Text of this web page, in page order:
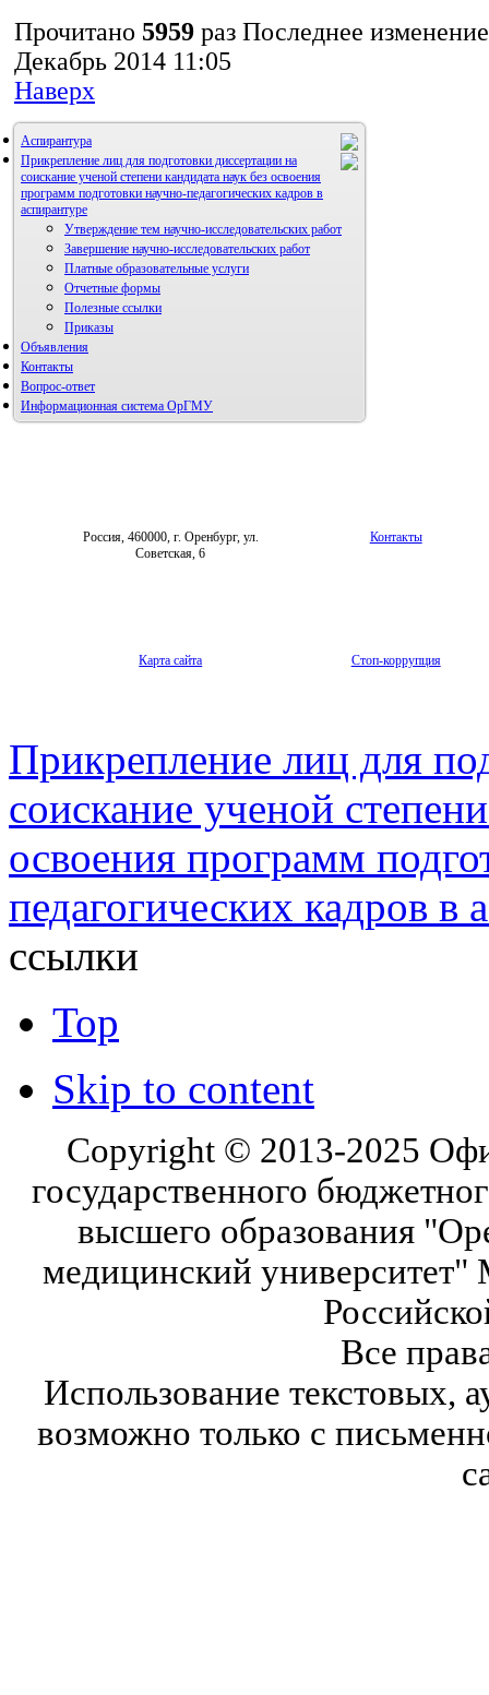
Прочитано 5959 раз Последнее
Декабрь 2014 11:05
Наверх
Аспирантура
Прикрепление лиц для подготовки диссертации на
соискание ученой степени кандидата наук без освоения
программ подготовки научно-педагогических кадров в
аспирантуре
Утверждение тем научно-исследовательских работ
Завершение научно-исследовательских работ
Платные образовательные услуги
Отчетные формы
Полезные ссылки
Приказы
Объявления
Контакты
Вопрос-ответ
Информационная система ОрГМУ
Россия, 460000, г. Оренбург, ул.
Советская, 6
Контакты
Карта сайта Стоп-коррупция
Прикрепление лиц для
соискание ученой
освоения программ
педагогических кадров в
ссылки
Top
Skip to content
Copyright © 2013-2025
государственного
высшего образования
медицинский университет"
Все
Использование текстовых,
возможно только с